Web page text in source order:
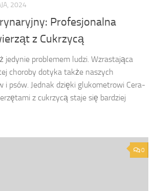
2024
Profesjonalna
z Cukrzycą
jedynie problemem ludzi. Wzrastająca
choroby dotyka także naszych
i psów. Jednak dzięki glukometrowi Cera-
z cukrzycą staje się bardziej
0